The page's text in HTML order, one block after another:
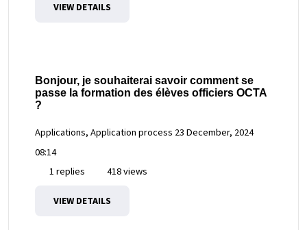
VIEW DETAILS
Bonjour, je souhaiterai savoir comment se
passe la formation des élèves officiers OCTA
?
Applications, Application process 23 December, 2024
08:14
1 replies
418 views
VIEW DETAILS